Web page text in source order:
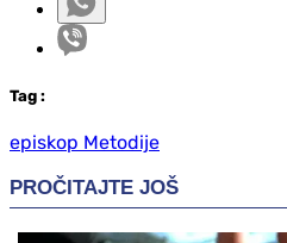
Tag :
episkop Metodije